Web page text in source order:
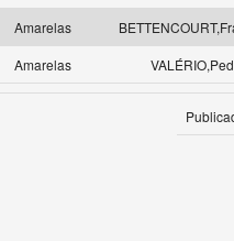
Amarelas
Amarelas